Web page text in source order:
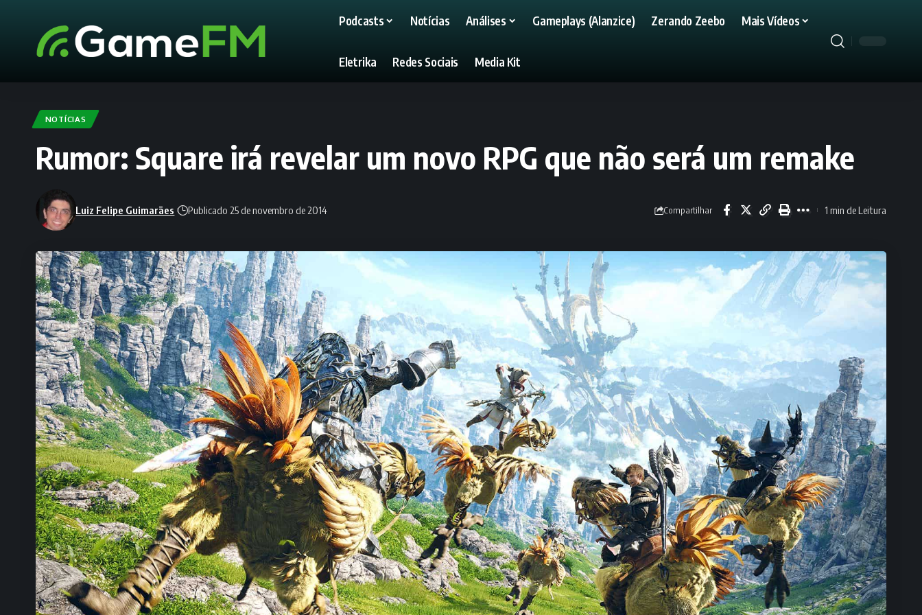
Podcasts Notícias Análises Gameplays (Alanzice) Zerando Zeebo Mais Vídeos
Eletrika Redes Sociais Media Kit
NOTÍCIAS
Rumor: Square irá revelar um novo RPG que não será um remake
Luiz Felipe Guimarães Publicado 25 de novembro de 2014 Compartilhar 1 min de Leitura